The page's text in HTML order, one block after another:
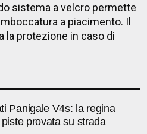
sistema a velcro permette
a piacimento. Il
la protezione in caso di
Panigale V4s: la regina
provata su strada